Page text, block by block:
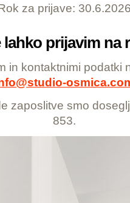
za prijave:
lahko prijavim na
in kontaktnimi podatki
zaposlitve smo
853.